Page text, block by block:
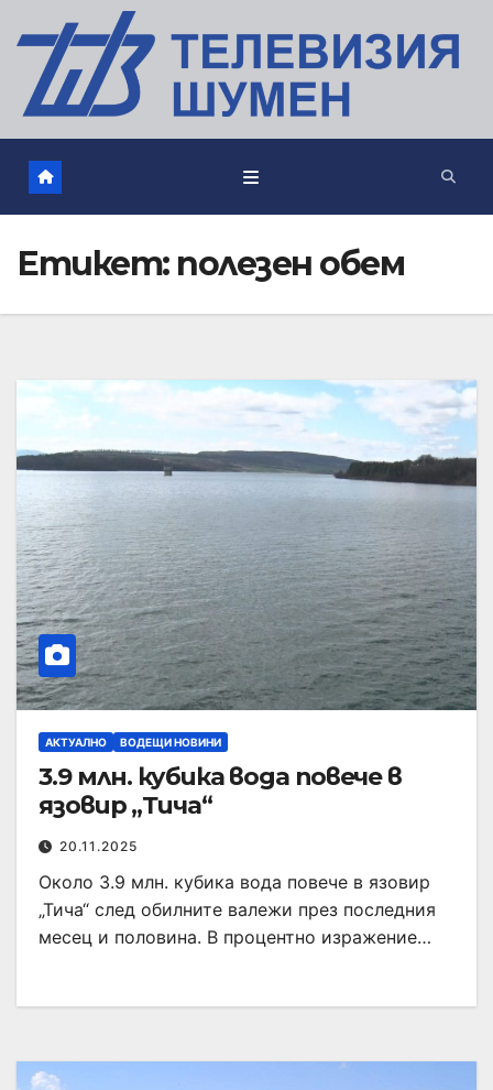
Етикет: полезен обем
АКТУАЛНО ВОДЕЩИ НОВИНИ
3.9 млн. кубика вода повече в
язовир „Тича“
20.11.2025
Около 3.9 млн. кубика вода повече в язовир
„Тича“ след обилните валежи през последния
месец и половина. В процентно изражение…